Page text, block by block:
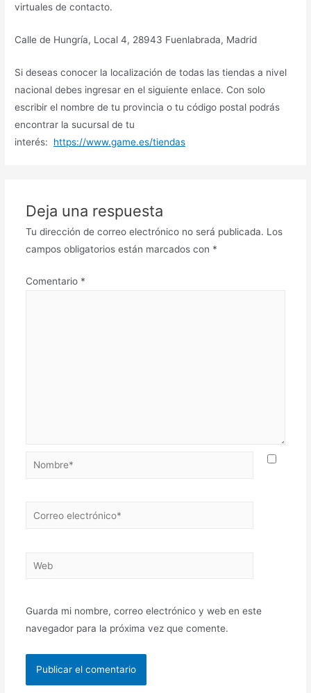
virtuales de contacto.
Calle de Hungría, Local 4, 28943 Fuenlabrada, Madrid
Si deseas conocer la localización de todas las tiendas a nivel
nacional debes ingresar en el siguiente enlace. Con solo
escribir el nombre de tu provincia o tu código postal podrás
encontrar la sucursal de tu
interés: https://www.game.es/tiendas
Deja una respuesta
Tu dirección de correo electrónico no será publicada. Los
campos obligatorios están marcados con *
Comentario *
Nombre*
Correo
Web
Guarda mi nombre, correo electrónico y web en este
navegador para la próxima vez que comente.